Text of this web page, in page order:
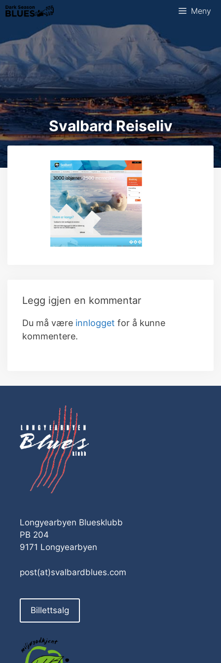
Hopp
til
Meny
Svalbard Reiseliv
Legg igjen en kommentar
Du må være innlogget for å kunne
kommentere.
Longyearbyen Bluesklubb
PB 204
9171 Longyearbyen
post(at)svalbardblues.com
Billettsalg